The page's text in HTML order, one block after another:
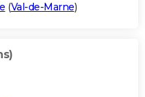
(Val-de-Marne)